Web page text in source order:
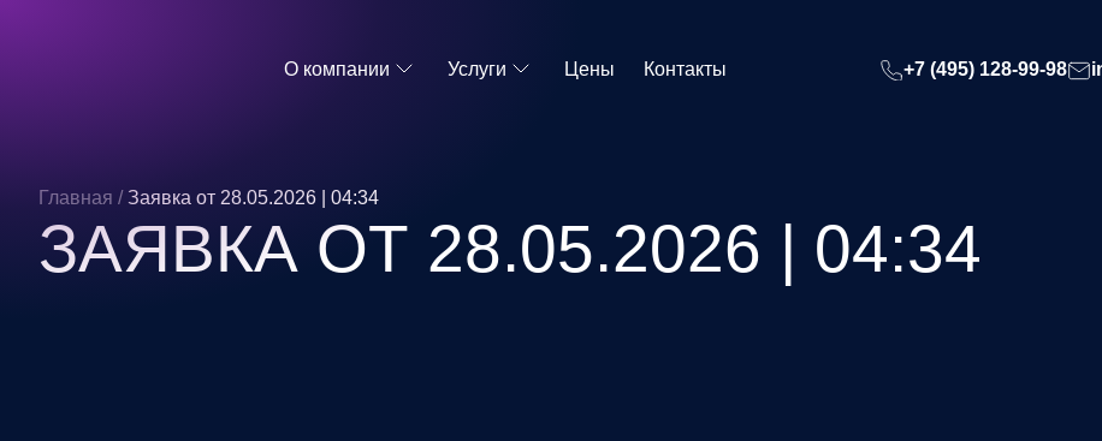
О компании Услуги Цены Контакты +7 (495) 128-99-98
Главная /Заявка от 28.05.2026 | 04:34
ЗАЯВКА ОТ 28.05.2026 | 04:34